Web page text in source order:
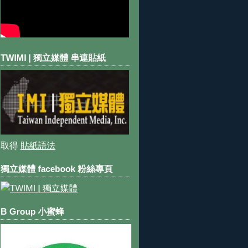
TWIMI | 獨立媒體 串連貼紙
取得 貼紙語法
獨立媒體 facebook 粉絲專頁
B Group 小蜜蜂